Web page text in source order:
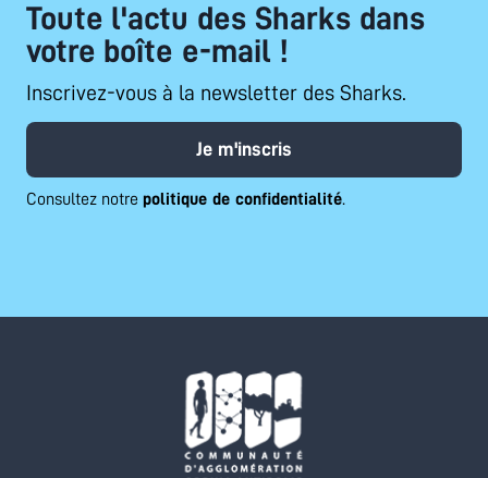
Toute l'actu des Sharks dans
votre boîte e-mail !
Inscrivez-vous à la newsletter des Sharks.
Je m'inscris
Consultez notre politique de confidentialité.